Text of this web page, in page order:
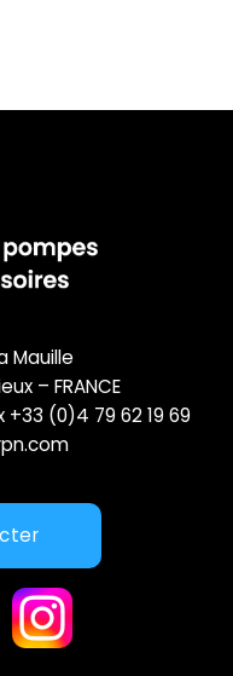
Mauille
– FRANCE
+33 (0)4 79 62 19 69